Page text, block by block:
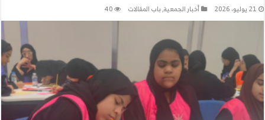
21 يوليو، 2026 أخبار الجمعية,باب المقالات 40